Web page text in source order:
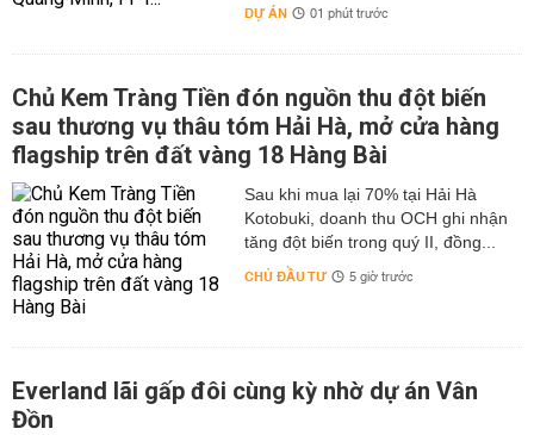
DỰ ÁN 01 phút trước
Chủ Kem Tràng Tiền đón nguồn thu đột biến
sau thương vụ thâu tóm Hải Hà, mở cửa hàng
flagship trên đất vàng 18 Hàng Bài
Sau khi mua lại 70% tại Hải Hà
Kotobuki, doanh thu OCH ghi nhận
tăng đột biến trong quý II, đồng...
CHỦ ĐẦU TƯ 5 giờ trước
Everland lãi gấp đôi cùng kỳ nhờ dự án Vân
Đồn